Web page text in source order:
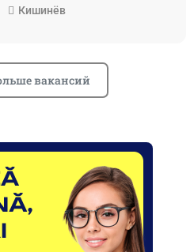
Кишинёв
вакансий